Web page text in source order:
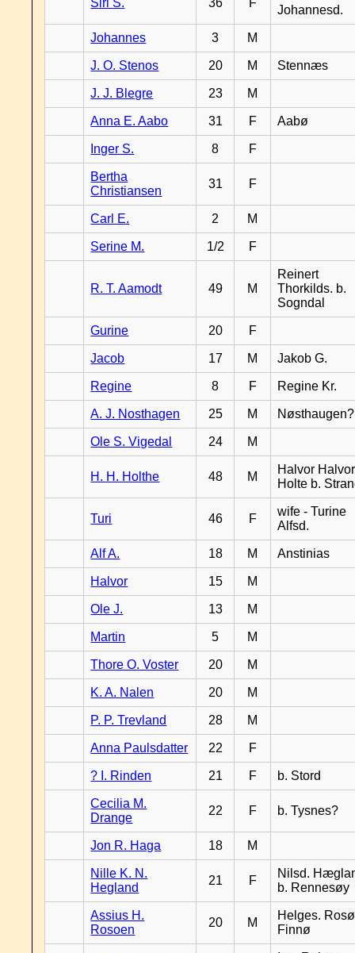
Siri S. 36 F
Johannesd.
Johannes 3 M
J. O. Stenos 20 M Stennæs
J. J. Blegre 23 M
Anna E. Aabo 31 F Aabø
Inger S. 8 F
Bertha
Christiansen
31 F
Carl E. 2 M
Serine M. 1/2 F
R. T. Aamodt 49 M
Reinert
Thorkilds. b.
Sogndal
Gurine 20 F
Jacob 17 M Jakob G.
Regine 8 F Regine Kr.
A. J. Nosthagen 25 M Nøsthaugen?
Ole S. Vigedal 24 M
H. H. Holthe 48 M
Halvor
Holte b.
Turi 46 F
wife - Turine
Alfsd.
Alf A. 18 M Anstinias
Halvor 15 M
Ole J. 13 M
Martin 5 M
Thore O. Voster 20 M
K. A. Nalen 20 M
P. P. Trevland 28 M
Anna Paulsdatter 22 F
? I. Rinden 21 F b. Stord
Cecilia M.
Drange
22 F b. Tysnes?
Jon R. Haga 18 M
Nille K. N.
Hegland
21 F
Nilsd.
b. Rennesøy
Assius H.
Rosoen
20 M
Helges.
Finnø